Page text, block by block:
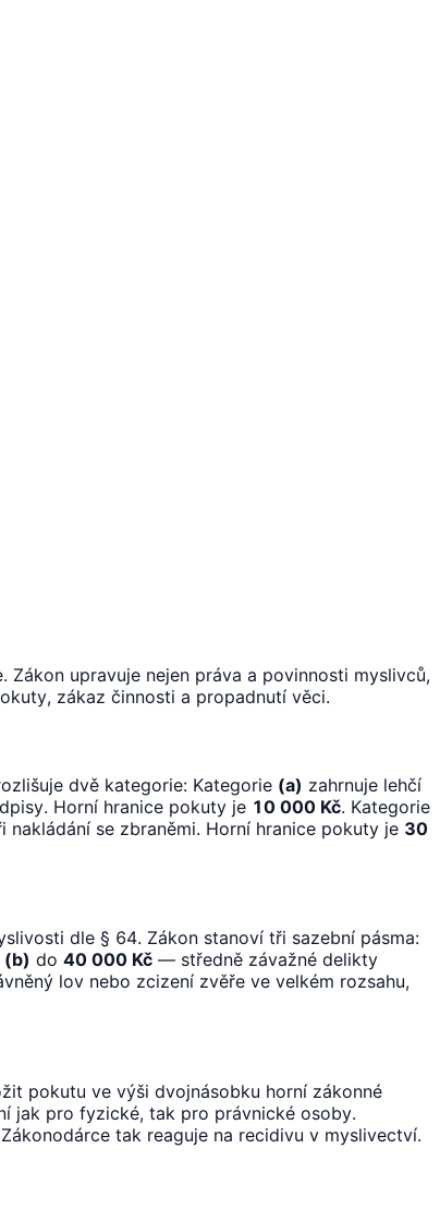
upravuje nejen práva a povinnosti myslivců,
zákaz činnosti a propadnutí věci.
dvě kategorie: Kategorie (a) zahrnuje lehčí
Horní hranice pokuty je 10 000 Kč. Kategorie
se zbraněmi. Horní hranice pokuty je 30
dle § 64. Zákon stanoví tři sazební pásma:
(b) do 40 000 Kč — středně závažné delikty
lov nebo zcizení zvěře ve velkém rozsahu,
pokutu ve výši dvojnásobku horní zákonné
jak pro fyzické, tak pro právnické osoby.
tak reaguje na recidivu v myslivectví.